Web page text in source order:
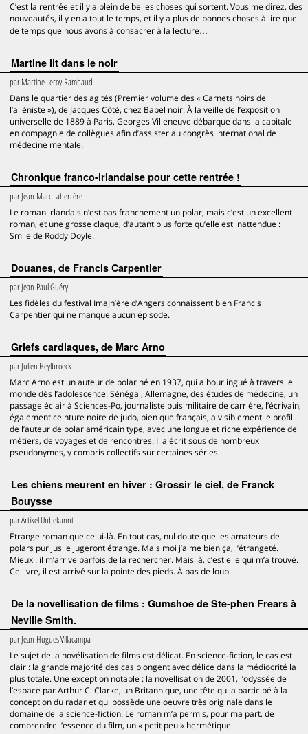
C’est la rentrée et il y a plein de belles choses qui sortent. Vous me direz, des
nouveautés, il y en a tout le temps, et il y a plus de bonnes choses à lire que
de temps que nous avons à consacrer à la lecture…
Martine lit dans le noir
parMartine Leroy-Rambaud
Dans le quartier des agités (Premier volume des « Carnets noirs de
l’aliéniste »), de Jacques Côté, chez Babel noir. À la veille de l’exposition
universelle de 1889 à Paris, Georges Villeneuve débarque dans la capitale
en compagnie de collègues afin d’assister au congrès international de
médecine mentale.
Chronique franco-irlandaise pour cette rentrée !
parJean-Marc Laherrère
Le roman irlandais n’est pas franchement un polar, mais c’est un excellent
roman, et une grosse claque, d’autant plus forte qu’elle est inattendue :
Smile de Roddy Doyle.
Douanes, de Francis Carpentier
parJean-Paul Guéry
Les fidèles du festival ImaJn’ère d’Angers connaissent bien Francis
Carpentier qui ne manque aucun épisode.
Griefs cardiaques, de Marc Arno
parJulien Heylbroeck
Marc Arno est un auteur de polar né en 1937, qui a bourlingué à travers le
monde dès l’adolescence. Sénégal, Allemagne, des études de médecine, un
passage éclair à Sciences-Po, journaliste puis militaire de carrière, l’écrivain,
également ceinture noire de judo, bien que français, a visiblement le profil
de l’auteur de polar américain type, avec une longue et riche expérience de
métiers, de voyages et de rencontres. Il a écrit sous de nombreux
pseudonymes, y compris collectifs sur certaines séries.
Les chiens meurent en hiver : Grossir le ciel, de Franck
Bouysse
parArtikel Unbekannt
Étrange roman que celui-là. En tout cas, nul doute que les amateurs de
polars pur jus le jugeront étrange. Mais moi j’aime bien ça, l’étrangeté.
Mieux : il m’arrive parfois de la rechercher. Mais là, c’est elle qui m’a trouvé.
Ce livre, il est arrivé sur la pointe des pieds. À pas de loup.
De la novellisation de films : Gumshoe de Ste-phen Frears à
Neville Smith.
parJean-Hugues Villacampa
Le sujet de la novélisation de films est délicat. En science-fiction, le cas est
clair : la grande majorité des cas plongent avec délice dans la médiocrité la
plus totale. Une exception notable : la novellisation de 2001, l’odyssée de
l’espace par Arthur C. Clarke, un Britannique, une tête qui a participé à la
conception du radar et qui possède une oeuvre très originale dans le
domaine de la science-fiction. Le roman m’a permis, pour ma part, de
comprendre l’essence du film, un « petit peu » hermétique.